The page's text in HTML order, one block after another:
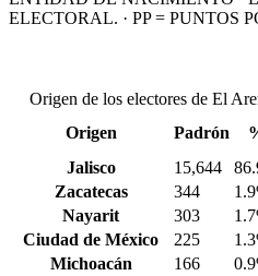
ELECTORAL. · PP = PUNTOS
Origen de los electores de El
Origen
Padrón
Jalisco
15,644
Zacatecas
344
Nayarit
303
Ciudad de México
225
Michoacán
166